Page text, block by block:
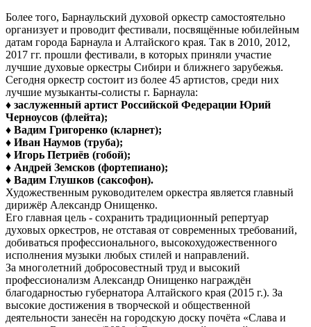
Более того, Барнаульский духовой оркестр самостоятельно
организует и проводит фестивали, посвящённые юбилейным
датам города Барнаула и Алтайского края. Так в 2010, 2012,
2017 гг. прошли фестивали, в которых приняли участие
лучшие духовые оркестры Сибири и ближнего зарубежья.
Сегодня оркестр состоит из более 45 артистов, среди них
лучшие музыканты-солисты г. Барнаула:
♦ заслуженный артист Российской Федерации Юрий
Черноусов (флейта);
♦ Вадим Григоренко (кларнет);
♦ Иван Наумов (труба);
♦ Игорь Петриёв (гобой);
♦ Андрей Земсков (фортепиано);
♦ Вадим Глушков (саксофон).
Художественным руководителем оркестра является главный
дирижёр Александр Онищенко.
Его главная цель - сохранить традиционный репертуар
духовых оркестров, не отставая от современных требований,
добиваться профессионального, высокохудожественного
исполнения музыки любых стилей и направлений.
За многолетний добросовестный труд и высокий
профессионализм Александр Онищенко награждён
благодарностью губернатора Алтайского края (2015 г.). За
высокие достижения в творческой и общественной
деятельности занесён на городскую доску почёта «Слава и